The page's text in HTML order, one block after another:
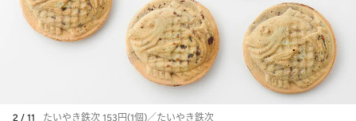
2 / 11 たいやき鉄次 153円(1個)／たいやき鉄次